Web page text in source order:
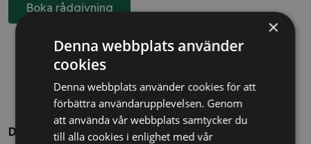
Boka rådgivning
Dela
×
Denna webbplats använder
cookies
Denna webbplats använder cookies för att
förbättra användarupplevelsen. Genom
att använda vår webbplats samtycker du
till alla cookies i enlighet med vår